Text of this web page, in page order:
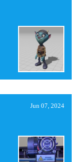
Jun 07, 2024